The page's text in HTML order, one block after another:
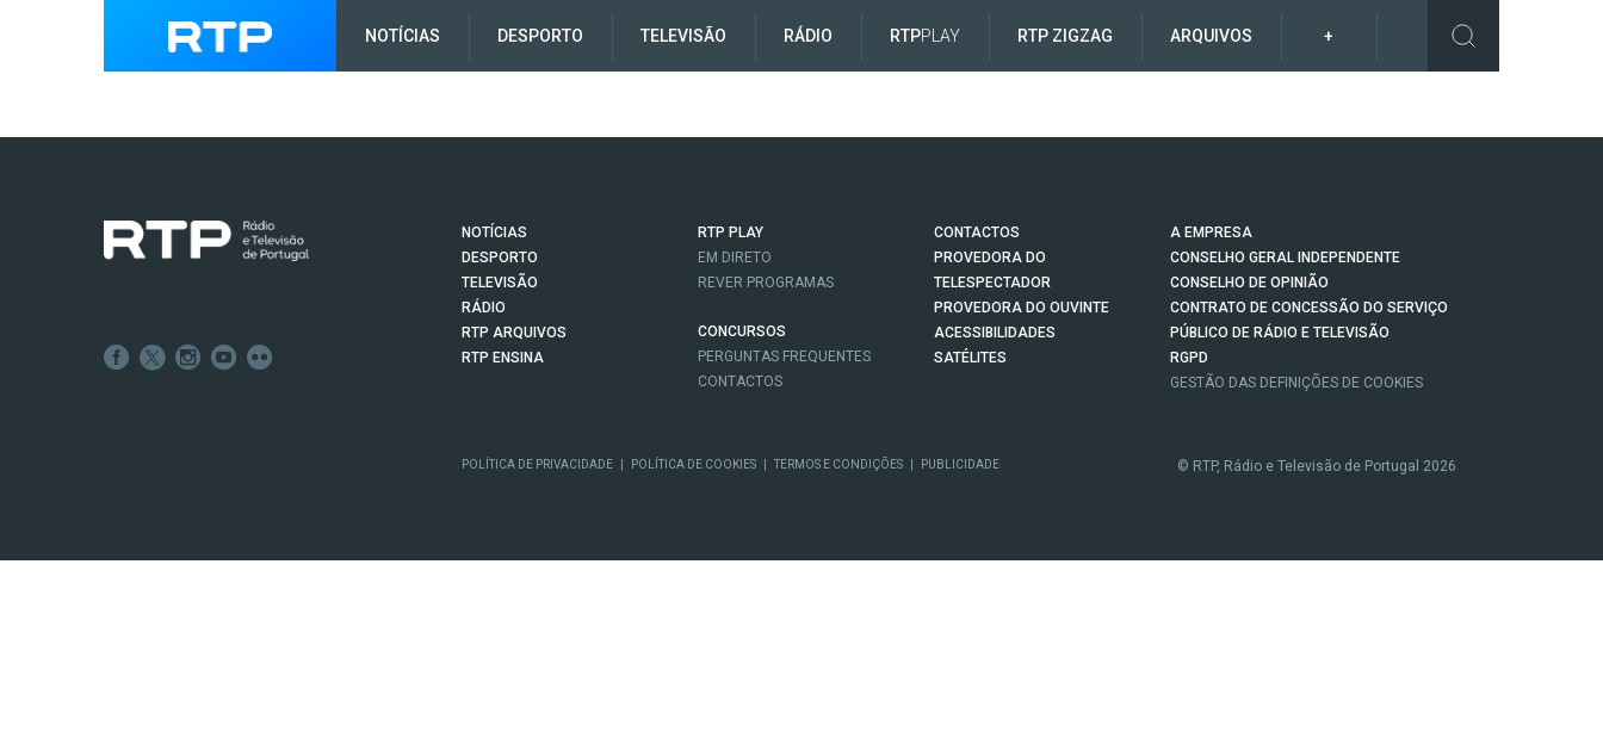
NOTÍCIAS DESPORTO TELEVISÃO RÁDIO RTPPLAY RTP ZIGZAG ARQUIVOS +
NOTÍCIAS
DESPORTO
TELEVISÃO
RÁDIO
RTP ARQUIVOS
RTP ENSINA
RTP PLAY
EM DIRETO
REVER PROGRAMAS
CONCURSOS
PERGUNTAS FREQUENTES
CONTACTOS
CONTACTOS
PROVEDORA DO
TELESPECTADOR
PROVEDORA DO OUVINTE
ACESSIBILIDADES
SATÉLITES
A EMPRESA
CONSELHO GERAL INDEPENDENTE
CONSELHO DE OPINIÃO
CONTRATO DE CONCESSÃO DO SERVIÇO
PÚBLICO DE RÁDIO E TELEVISÃO
RGPD
GESTÃO DAS DEFINIÇÕES DE COOKIES
POLÍTICA DE PRIVACIDADE POLÍTICA DE COOKIES TERMOS E CONDIÇÕES PUBLICIDADE © RTP, Rádio e Televisão de Portugal 2026